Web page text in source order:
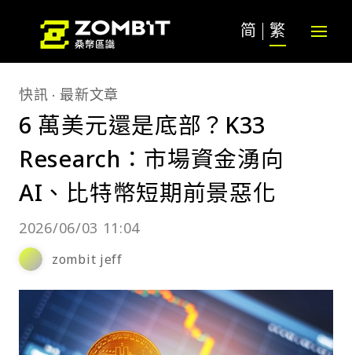
简 繁
快訊 最新文章
6 萬美元還是底部？K33
Research：市場資金湧向
AI、比特幣短期前景惡化
2026/06/03 11:04
zombit jeff